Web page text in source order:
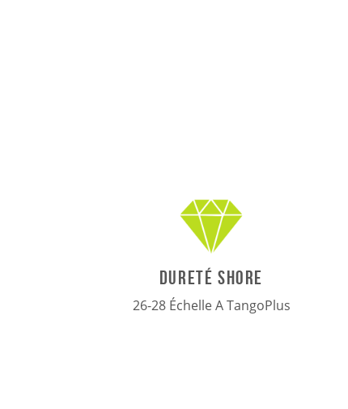
dureté Shore
26-28 Échelle A TangoPlus